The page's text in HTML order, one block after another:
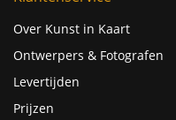
Over Kunst in Kaart
Ontwerpers & Fotografen
Levertijden
Prijzen